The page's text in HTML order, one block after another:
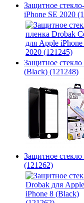
Защитное
iPhone SE 2020
Защитное
(Black) (121248)
Защитное
(121262)